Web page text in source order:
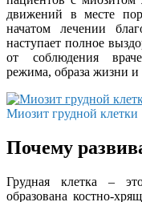
движений в месте
начатом лечении
наступает полное
от соблюдения
режима, образа жизни и
Миозит грудной клетки
Почему
Грудная клетка –
образована костно-